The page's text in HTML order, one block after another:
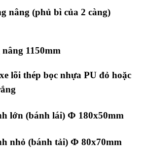
nâng (phủ bì của 2 càng)
1150mm
lõi thép bọc nhựa PU đỏ hoặc
lớn (bánh lái) Φ 180x50mm
nhỏ (bánh tải) Φ 80x70mm